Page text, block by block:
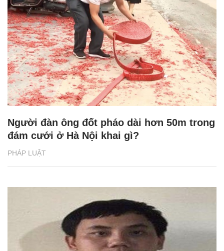
PHÁP LUẬT
Người đàn ông đốt pháo dài hơn 50m trong
đám cưới ở Hà Nội khai gì?